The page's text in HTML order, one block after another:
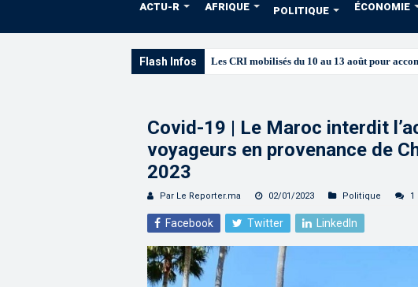
ACTU-R AFRIQUE POLITIQUE ÉCONOMIE
Flash Infos Les CRI mobilisés du 10 au 13 août pour
Covid-19 | Le Maroc interdit
voyageurs en provenance de
2023
Par Le Reporter.ma 02/01/2023 Politique 1
Facebook Twitter LinkedIn